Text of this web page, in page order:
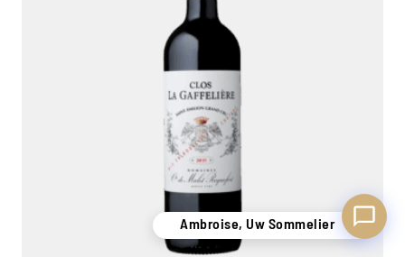
Ambroise, Uw Sommelier